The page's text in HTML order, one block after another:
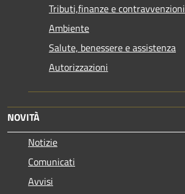
Tributi,finanze e contravvenzioni
Ambiente
Salute, benessere e assistenza
Autorizzazioni
NOVITÀ
Notizie
Comunicati
Avvisi